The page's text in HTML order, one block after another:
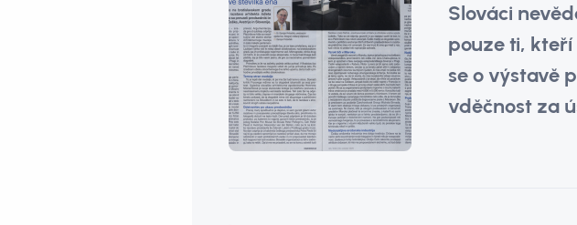
Slováci
pouze ti, kteří
se o výstavě
vděčnost za